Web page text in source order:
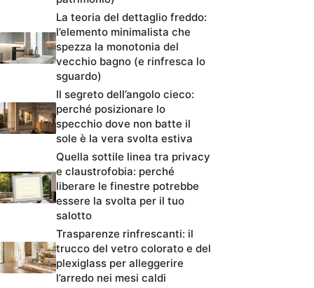
La teoria del dettaglio freddo:
l’elemento minimalista che
spezza la monotonia del
vecchio bagno (e rinfresca lo
sguardo)
Il segreto dell’angolo cieco:
perché posizionare lo
specchio dove non batte il
sole è la vera svolta estiva
Quella sottile linea tra privacy
e claustrofobia: perché
liberare le finestre potrebbe
essere la svolta per il tuo
salotto
Trasparenze rinfrescanti: il
trucco del vetro colorato e del
plexiglass per alleggerire
l’arredo nei mesi caldi